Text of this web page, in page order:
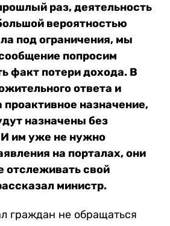
раз, деятельность
вероятностью
под ограничения, мы
попросим
факт потери дохода. В
ответа и
проактивное назначение,
назначены без
И им уже не нужно
на порталах, они
отслеживать свой
министр.
граждан не обращаться